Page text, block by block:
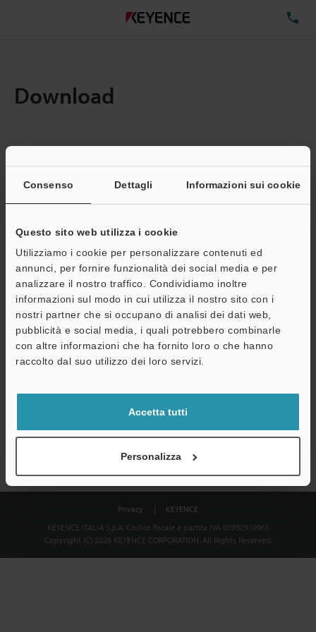
Consenso Dettagli Informazioni sui cookie
Questo sito web utilizza i cookie
Utilizziamo i cookie per personalizzare contenuti ed
annunci, per fornire funzionalità dei social media e per
analizzare il nostro traffico. Condividiamo inoltre
informazioni sul modo in cui utilizza il nostro sito con i
nostri partner che si occupano di analisi dei dati web,
pubblicità e social media, i quali potrebbero combinarle
con altre informazioni che ha fornito loro o che hanno
raccolto dal suo utilizzo dei loro servizi.
Accetta tutti
Personalizza
Download
Quantita: 1Dimensioni file totali:0.71MB
Indirizzo e-mail (obbligatorio)
Download
Dichiarazione sulla privacy
Privacy
KEYENCE
KEYENCE ITALIA S.p.A. Codice fiscale e partita IVA 03932910965
Copyright (C) 2026 KEYENCE CORPORATION. All Rights Reserved.